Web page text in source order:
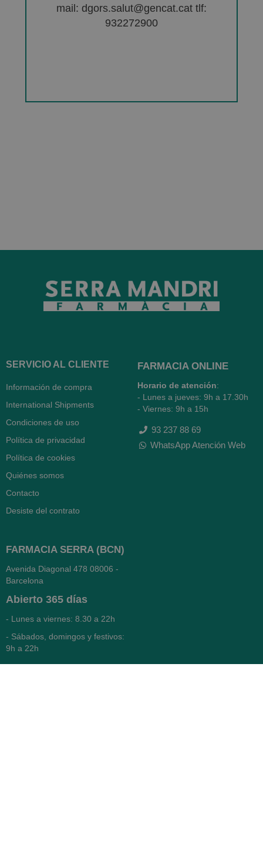
mail: dgors.salut@gencat.cat tlf:
932272900
SERVICIO AL CLIENTE
Información de compra
International Shipments
Condiciones de uso
Política de privacidad
Política de cookies
Quiénes somos
Contacto
Desiste del contrato
FARMACIA ONLINE
Horario de atención:
- Lunes a jueves: 9h a 17.30h
- Viernes: 9h a 15h
93 237 88 69
WhatsApp Atención Web
FARMACIA SERRA (BCN)
Avenida Diagonal 478 08006 -
Barcelona
Abierto 365 días
- Lunes a viernes: 8.30 a 22h
- Sábados, domingos y festivos:
9h a 22h